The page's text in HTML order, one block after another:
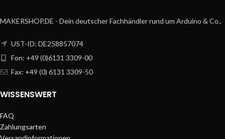
MAKERSHOP.DE - Dein deutscher Fachhändler rund um Arduino & Co..
UST-ID: DE258857074
Fon: +49 (0)6131 3309-00
Fax: +49 (0) 6131 3309-50
WISSENSWERT
FAQ
Zahlungsarten